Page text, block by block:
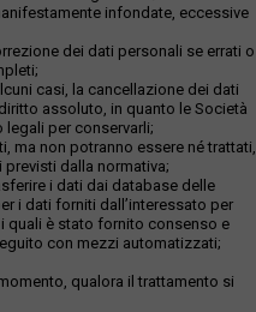
infondate, eccessive
dei dati personali se errati o
casi, la cancellazione dei dati
assoluto, in quanto le Società
per conservarli;
ma non potranno essere né trattati,
previsti dalla normativa;
i dati dai database delle
i dati forniti dall’interessato per
quali è stato fornito consenso e
con mezzi automatizzati;
qualora il trattamento si